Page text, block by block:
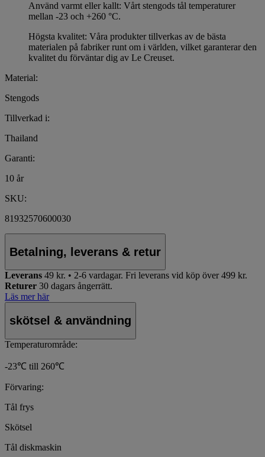
Använd varmt eller kallt: Vårt stengods tål temperaturer
mellan -23 och +260 °C.
Högsta kvalitet: Våra produkter tillverkas av de bästa
materialen på fabriker runt om i världen, vilket garanterar den
kvalitet du förväntar dig av Le Creuset.
Material:
Stengods
Tillverkad i:
Thailand
Garanti:
10 år
SKU:
81932570600030
Betalning, leverans & retur
Leverans 49 kr. • 2-6 vardagar. Fri leverans vid köp över 499 kr.
Returer 30 dagars ångerrätt.
Läs mer här
skötsel & användning
Temperaturområde:
-23℃ till 260℃
Förvaring:
Tål frys
Skötsel
Tål diskmaskin